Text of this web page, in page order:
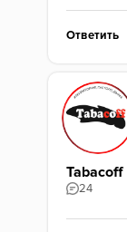
Ответить
Tabacoff
24